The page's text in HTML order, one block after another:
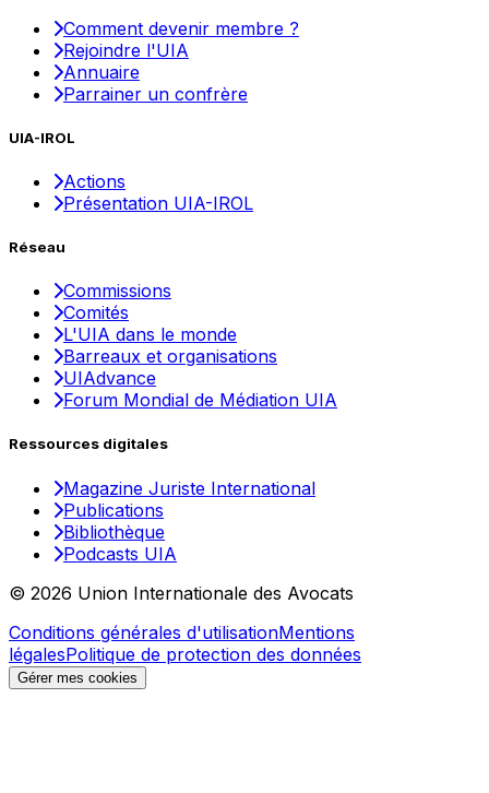
Comment devenir membre ?
Rejoindre l'UIA
Annuaire
Parrainer un confrère
UIA-IROL
Actions
Présentation UIA-IROL
Réseau
Commissions
Comités
L'UIA dans le monde
Barreaux et organisations
UIAdvance
Forum Mondial de Médiation UIA
Ressources digitales
Magazine Juriste International
Publications
Bibliothèque
Podcasts UIA
© 2026 Union Internationale des Avocats
Conditions générales d'utilisationMentions
légalesPolitique de protection des données
Gérer mes cookies